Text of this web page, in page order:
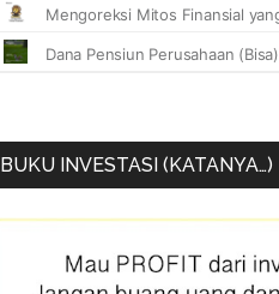
BUKU INVESTASI (KATANYA…)